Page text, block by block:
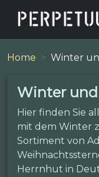
Home Winter
Winter
Hier finden Sie
mit dem Winter
Sortiment von
Herrnhut in